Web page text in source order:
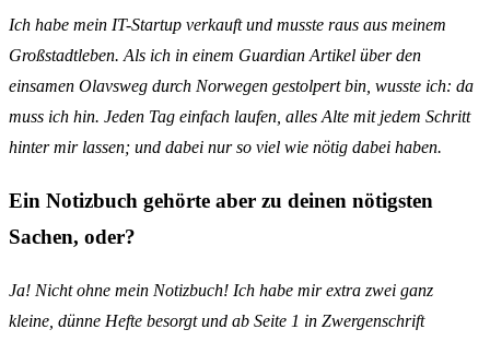
Ich habe mein IT-Startup verkauft und musste raus aus meinem
Großstadtleben. Als ich in einem Guardian Artikel über den
einsamen Olavsweg durch Norwegen gestolpert bin, wusste ich: da
muss ich hin. Jeden Tag einfach laufen, alles Alte mit jedem Schritt
hinter mir lassen; und dabei nur so viel wie nötig dabei haben.
Ein Notizbuch gehörte aber zu deinen nötigsten
Sachen, oder?
Ja! Nicht ohne mein Notizbuch! Ich habe mir extra zwei ganz
kleine, dünne Hefte besorgt und ab Seite 1 in Zwergenschrift